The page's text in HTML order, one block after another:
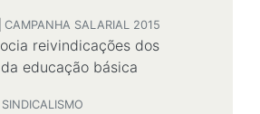
CAMPANHA SALARIAL 2015
reivindicações dos
educação básica
SINDICALISMO